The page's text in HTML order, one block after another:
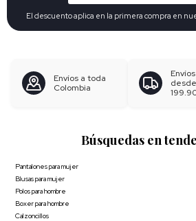
El descuento aplica en la primera compra en
Envíos a toda
Colombia
desde
Búsquedas en
Pantalones para mujer
Blusas para mujer
Polos para hombre
Boxer para hombre
Calzoncillos